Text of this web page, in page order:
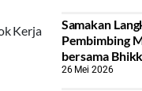
Kerja
Samakan
Pembimbing
bersama
26 Mei 2026